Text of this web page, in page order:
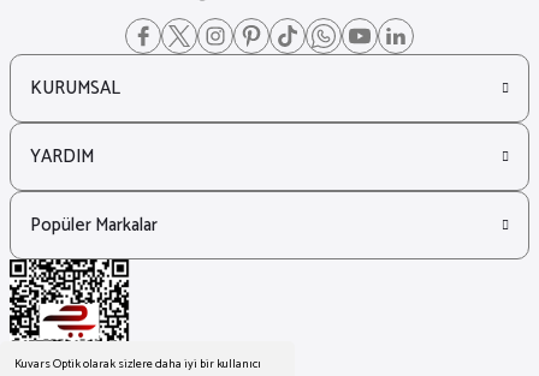
Kuvars Optik olarak sizlere daha iyi bir kullanıcı
KURUMSAL
YARDIM
Popüler Markalar